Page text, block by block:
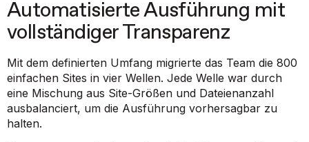
Automatisierte Ausführung mit
vollständiger Transparenz
Mit dem definierten Umfang migrierte das Team die 800
einfachen Sites in vier Wellen. Jede Welle war durch
eine Mischung aus Site-Größen und Dateienanzahl
ausbalanciert, um die Ausführung vorhersagbar zu
halten.